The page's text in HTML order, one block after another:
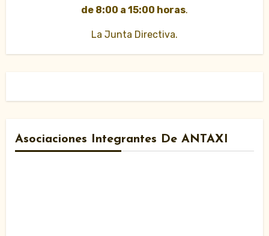
de 8:00 a 15:00 horas.
La Junta Directiva.
Asociaciones Integrantes De ANTAXI